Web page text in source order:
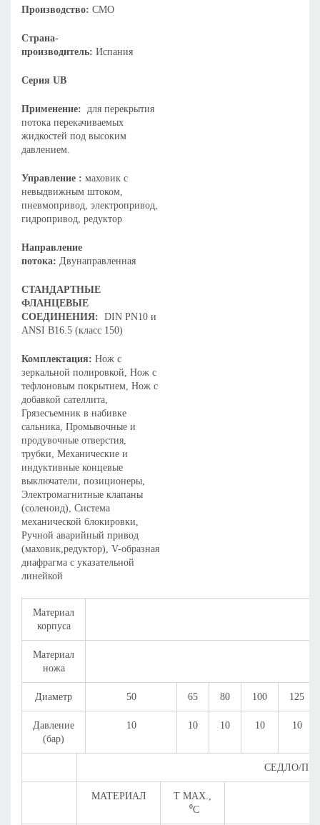
Производство: CMO
Страна-
производитель: Испания
Серия UB
Применение: для перекрытия
потока перекачиваемых
жидкостей под высоким
давлением.
Управление : маховик с
невыдвижным штоком,
пневмопривод, электропривод,
гидропривод, редуктор
Направление
потока: Двунаправленная
СТАНДАРТНЫЕ
ФЛАНЦЕВЫЕ
СОЕДИНЕНИЯ: DIN PN10 и
ANSI B16.5 (класс 150)
Комплектация: Нож с
зеркальной полировкой, Нож с
тефлоновым покрытием, Нож с
добавкой сателлита,
Грязесъемник в набивке
сальника, Промывочные и
продувочные отверстия,
трубки, Механические и
индуктивные концевые
выключатели, позиционеры,
Электромагнитные клапаны
(соленоид), Система
механической блокировки,
Ручной аварийный привод
(маховик,редуктор), V-образная
диафрагма с указательной
линейкой
Материал
корпуса
Материал
ножа
Диаметр 50 65 80 100 125
Давление
(бар)
10 10 10 10 10
СЕДЛО/
МАТЕРИАЛ
Т МAX.,
⁰С